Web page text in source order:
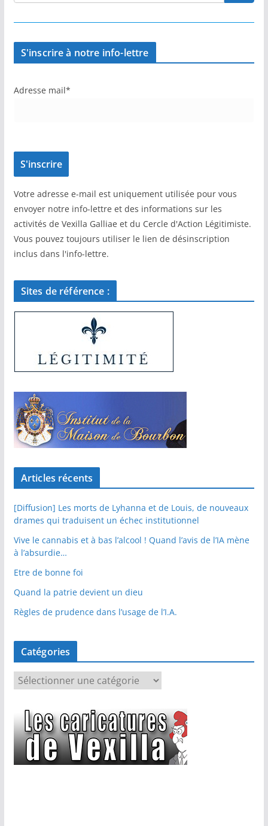
S'inscrire à notre info-lettre
Adresse mail*
Votre adresse e-mail est uniquement utilisée pour vous
envoyer notre info-lettre et des informations sur les
activités de Vexilla Galliae et du Cercle d'Action Légitimiste.
Vous pouvez toujours utiliser le lien de désinscription
inclus dans l'info-lettre.
Sites de référence :
Articles récents
[Diffusion] Les morts de Lyhanna et de Louis, de nouveaux
drames qui traduisent un échec institutionnel
Vive le cannabis et à bas l’alcool ! Quand l’avis de l’IA mène
à l’absurdie…
Etre de bonne foi
Quand la patrie devient un dieu
Règles de prudence dans l’usage de l’I.A.
Catégories
a
é
g
o
r